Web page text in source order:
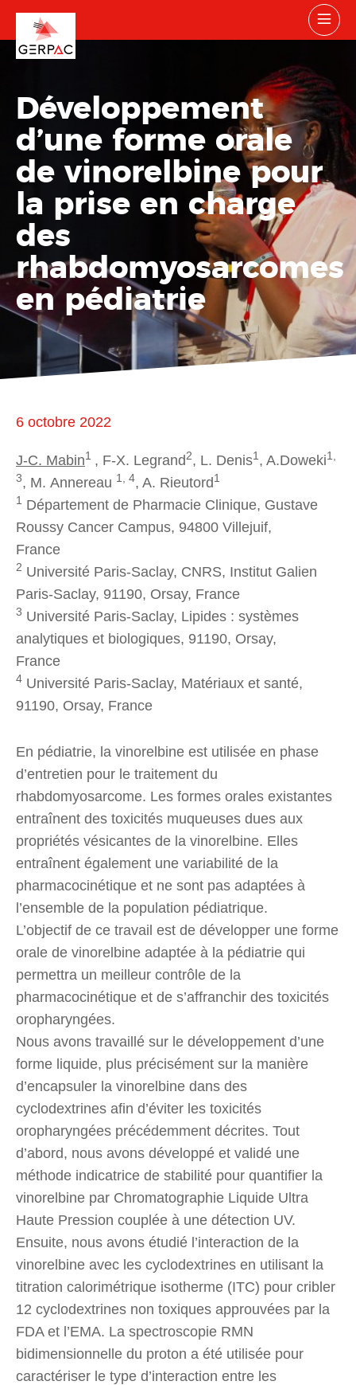
Développement
d’une forme orale
de vinorelbine pour
la prise en charge
des
rhabdomyosarcomes
en pédiatrie
6 octobre 2022
J-C. Mabin1 , F-X. Legrand2, L. Denis1 , A.Doweki1,
3, M. Annereau 1, 4, A. Rieutord1
1
Département de Pharmacie Clinique, Gustave
Roussy Cancer Campus, 94800 Villejuif,
France
2 Université Paris-Saclay, CNRS, Institut Galien
Paris-Saclay, 91190, Orsay, France
3 Université Paris-Saclay, Lipides : systèmes
analytiques et biologiques, 91190, Orsay,
France
4 Université Paris-Saclay, Matériaux et santé,
91190, Orsay, France
En pédiatrie, la vinorelbine est utilisée en phase
d’entretien pour le traitement du
rhabdomyosarcome. Les formes orales existantes
entraînent des toxicités muqueuses dues aux
propriétés vésicantes de la vinorelbine. Elles
entraînent également une variabilité de la
pharmacocinétique et ne sont pas adaptées à
l’ensemble de la population pédiatrique.
L’objectif de ce travail est de développer une forme
orale de vinorelbine adaptée à la pédiatrie qui
permettra un meilleur contrôle de la
pharmacocinétique et de s’affranchir des toxicités
oropharyngées.
Nous avons travaillé sur le développement d’une
forme liquide, plus précisément sur la manière
d’encapsuler la vinorelbine dans des
cyclodextrines afin d’éviter les toxicités
oropharyngées précédemment décrites. Tout
d’abord, nous avons développé et validé une
méthode indicatrice de stabilité pour quantifier la
vinorelbine par Chromatographie Liquide Ultra
Haute Pression couplée à une détection UV.
Ensuite, nous avons étudié l’interaction de la
vinorelbine avec les cyclodextrines en utilisant la
titration calorimétrique isotherme (ITC) pour cribler
12 cyclodextrines non toxiques approuvées par la
FDA et l’EMA. La spectroscopie RMN
bidimensionnelle du proton a été utilisée pour
caractériser le type d’interaction entre les